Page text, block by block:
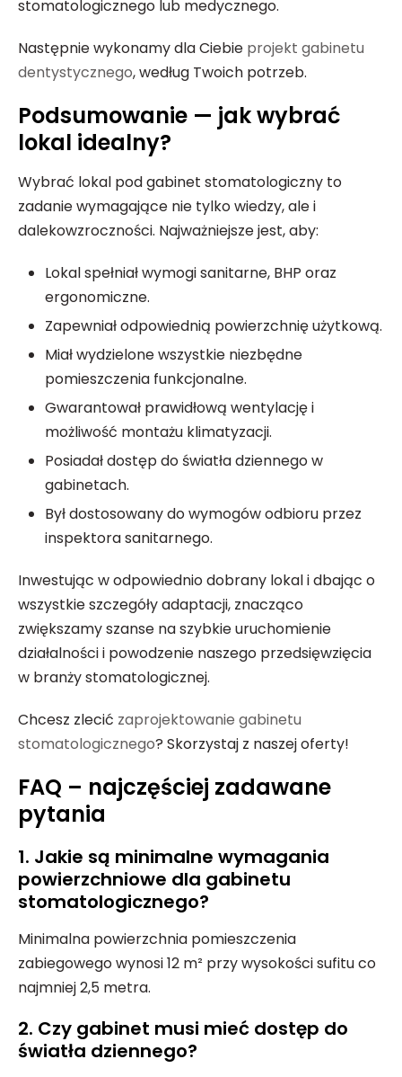
stomatologicznego lub medycznego.
Następnie wykonamy dla Ciebie projekt gabinetu
dentystycznego, według Twoich potrzeb.
Podsumowanie — jak wybrać
lokal idealny?
Wybrać lokal pod gabinet stomatologiczny to
zadanie wymagające nie tylko wiedzy, ale i
dalekowzroczności. Najważniejsze jest, aby:
Lokal spełniał wymogi sanitarne, BHP oraz
ergonomiczne.
Zapewniał odpowiednią powierzchnię użytkową.
Miał wydzielone wszystkie niezbędne
pomieszczenia funkcjonalne.
Gwarantował prawidłową wentylację i
możliwość montażu klimatyzacji.
Posiadał dostęp do światła dziennego w
gabinetach.
Był dostosowany do wymogów odbioru przez
inspektora sanitarnego.
Inwestując w odpowiednio dobrany lokal i dbając o
wszystkie szczegóły adaptacji, znacząco
zwiększamy szanse na szybkie uruchomienie
działalności i powodzenie naszego przedsięwzięcia
w branży stomatologicznej.
Chcesz zlecić zaprojektowanie gabinetu
stomatologicznego? Skorzystaj z naszej oferty!
FAQ – najczęściej zadawane
pytania
1. Jakie są minimalne wymagania
powierzchniowe dla gabinetu
stomatologicznego?
Minimalna powierzchnia pomieszczenia
zabiegowego wynosi 12 m² przy wysokości sufitu co
najmniej 2,5 metra.
2. Czy gabinet musi mieć dostęp do
światła dziennego?